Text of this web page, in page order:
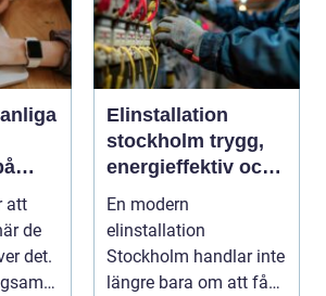
att
de
det.
Elinstallation
stockholm trygg,
energieffektiv och
framtidssäker el i
företagslokaler
En modern
elinstallation
Stockholm handlar inte
längre bara om att få